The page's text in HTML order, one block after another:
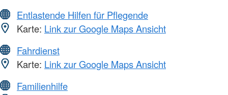
Entlastende Hilfen für Pflegende
Karte: Link zur Google Maps Ansicht
Fahrdienst
Karte: Link zur Google Maps Ansicht
Familienhilfe